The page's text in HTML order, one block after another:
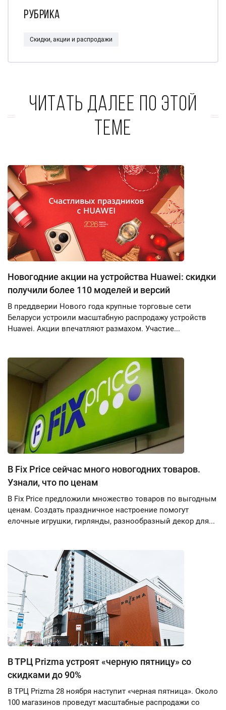
Рубрика
Скидки, акции и распродажи
Читать далее по этой
теме
Новогодние акции на устройства Huawei: скидки
получили более 110 моделей и версий
В преддверии Нового года крупные торговые сети
Беларуси устроили масштабную распродажу устройств
Huawei. Акции впечатляют размахом. Участие...
В Fix Price сейчас много новогодних товаров.
Узнали, что по ценам
В Fix Price предложили множество товаров по выгодным
ценам. Создать праздничное настроение помогут
елочные игрушки, гирлянды, разнообразный декор для...
В ТРЦ Prizma устроят «черную пятницу» со
скидками до 90%
В ТРЦ Prizma 28 ноября наступит «черная пятница». Около
100 магазинов проведут масштабные распродажи со